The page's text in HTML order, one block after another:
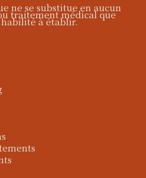
ne se substitue en aucun
traitement médical que
habilité à établir.